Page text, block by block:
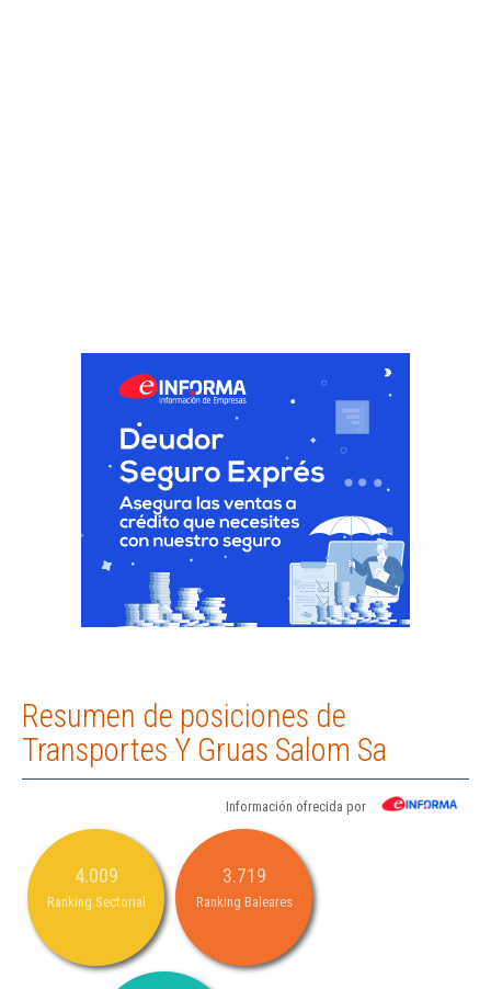
Resumen de posiciones de
Transportes Y Gruas Salom Sa
Información ofrecida por
4.009
Ranking Sectorial
3.719
Ranking Baleares